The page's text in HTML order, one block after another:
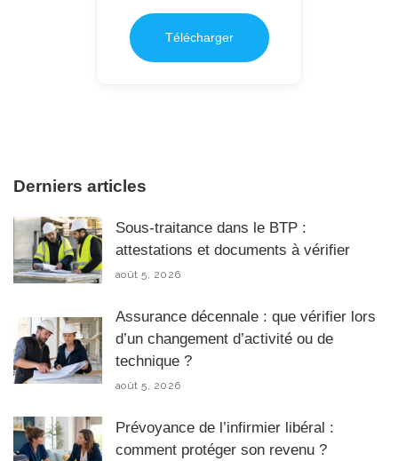
Télécharger
Derniers articles
Sous-traitance dans le BTP :
attestations et documents à vérifier
août 5, 2026
Assurance décennale : que vérifier lors
d’un changement d’activité ou de
technique ?
août 5, 2026
Prévoyance de l’infirmier libéral :
comment protéger son revenu ?